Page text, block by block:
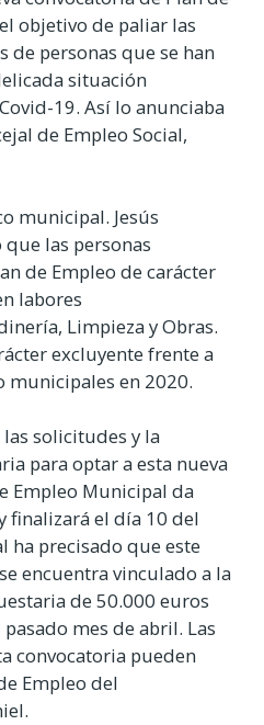
objetivo de paliar las
de personas que se han
situación
19. Así lo anunciaba
de Empleo Social,
municipal. Jesús
que las personas
de Empleo de carácter
labores
Limpieza y Obras.
excluyente frente a
municipales en 2020.
solicitudes y la
para optar a esta nueva
Empleo Municipal da
finalizará el día 10 del
ha precisado que este
encuentra vinculado a la
de 50.000 euros
mes de abril. Las
convocatoria pueden
Empleo del